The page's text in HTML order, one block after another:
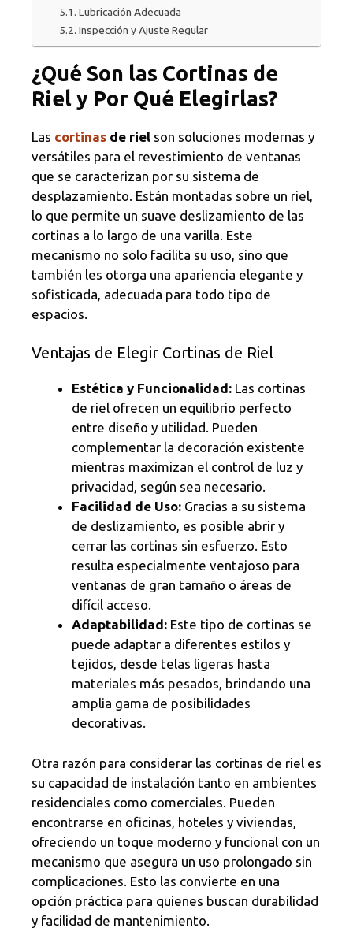
Lubricación Adecuada
Inspección y Ajuste Regular
¿Qué Son las Cortinas de
Riel y Por Qué Elegirlas?
Las cortinas de riel son soluciones modernas y
versátiles para el revestimiento de ventanas
que se caracterizan por su sistema de
desplazamiento. Están montadas sobre un riel,
lo que permite un suave deslizamiento de las
cortinas a lo largo de una varilla. Este
mecanismo no solo facilita su uso, sino que
también les otorga una apariencia elegante y
sofisticada, adecuada para todo tipo de
espacios.
Ventajas de Elegir Cortinas de Riel
Estética y Funcionalidad: Las cortinas
de riel ofrecen un equilibrio perfecto
entre diseño y utilidad. Pueden
complementar la decoración existente
mientras maximizan el control de luz y
privacidad, según sea necesario.
Facilidad de Uso: Gracias a su sistema
de deslizamiento, es posible abrir y
cerrar las cortinas sin esfuerzo. Esto
resulta especialmente ventajoso para
ventanas de gran tamaño o áreas de
difícil acceso.
Adaptabilidad: Este tipo de cortinas se
puede adaptar a diferentes estilos y
tejidos, desde telas ligeras hasta
materiales más pesados, brindando una
amplia gama de posibilidades
decorativas.
Otra razón para considerar las cortinas de riel es
su capacidad de instalación tanto en ambientes
residenciales como comerciales. Pueden
encontrarse en oficinas, hoteles y viviendas,
ofreciendo un toque moderno y funcional con un
mecanismo que asegura un uso prolongado sin
complicaciones. Esto las convierte en una
opción práctica para quienes buscan durabilidad
y facilidad de mantenimiento.